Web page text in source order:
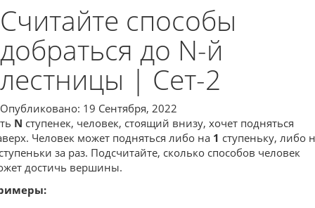
Считайте способы
добраться до N-й
лестницы | Сет-2
Опубликовано: 19 Сентября, 2022
N ступенек, человек, стоящий внизу, хочет подняться
Человек может подняться либо на 1 ступеньку, либо
за раз. Подсчитайте, сколько способов человек
достичь вершины.